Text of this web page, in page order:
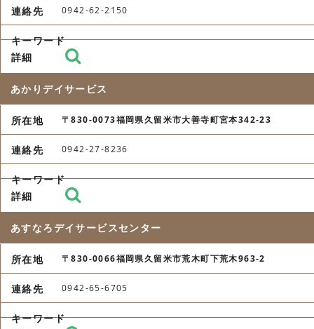
0942-62-2150
あかりデイサービス
〒830-0073福岡県久留米市大善寺町宮本342-23
0942-27-8236
あすなろデイサービスセンター
〒830-0066福岡県久留米市荒木町下荒木963-2
0942-65-6705